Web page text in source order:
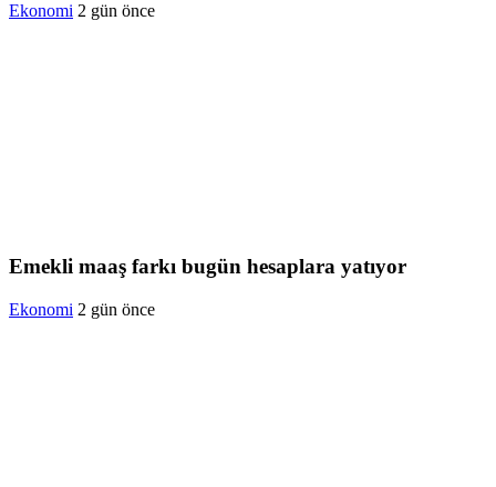
Ekonomi 2 gün önce
Emekli maaş farkı bugün hesaplara yatıyor
Ekonomi 2 gün önce